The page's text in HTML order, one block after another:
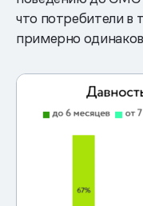
что потребители в
примерно